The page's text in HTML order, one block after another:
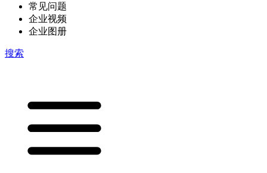
常见问题
企业视频
企业图册
搜索